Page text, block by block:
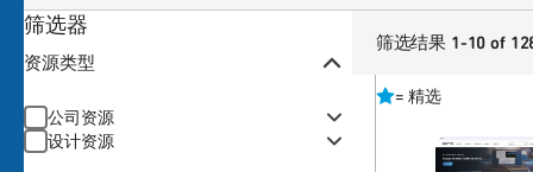
筛选器
资源类型
公司资源
设计资源
筛选结果 1-10 of
= 精选